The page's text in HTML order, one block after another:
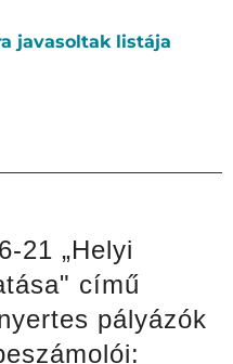
javasoltak listája
21 „Helyi
című
pályázók